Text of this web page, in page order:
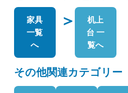
家具
一覧
へ
＞
机上
台 一
覧へ
その他関連カテゴリー